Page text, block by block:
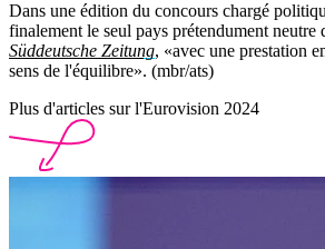
Dans une édition du concours chargé
finalement le seul pays prétendument neutre
Süddeutsche Zeitung, «avec une prestation
sens de l'équilibre». (mbr/ats)
Plus d'articles sur l'Eurovision 2024